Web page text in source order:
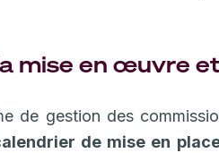
mise en œuvre
de gestion des
de mise en